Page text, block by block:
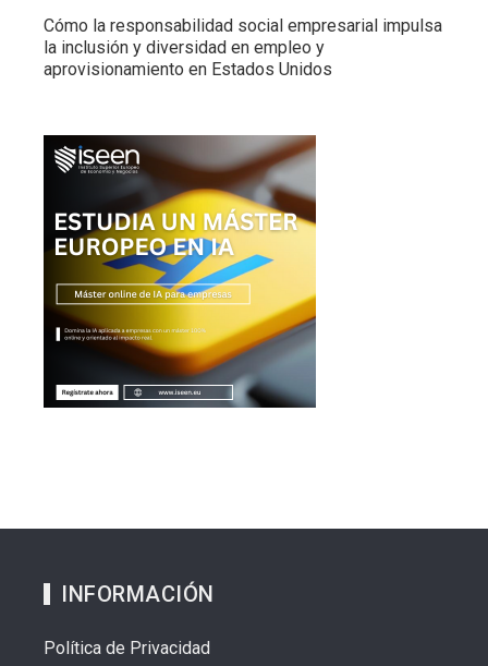
Cómo la responsabilidad social empresarial impulsa
la inclusión y diversidad en empleo y
aprovisionamiento en Estados Unidos
INFORMACIÓN
Política de Privacidad